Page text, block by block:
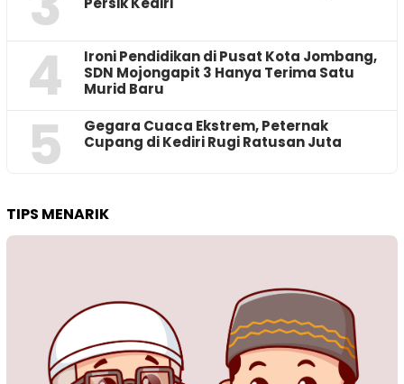
4
Ironi Pendidikan di Pusat Kota Jombang,
SDN Mojongapit 3 Hanya Terima Satu
Murid Baru
5
‎Gegara Cuaca Ekstrem, Peternak
Cupang di Kediri Rugi Ratusan Juta
TIPS MENARIK